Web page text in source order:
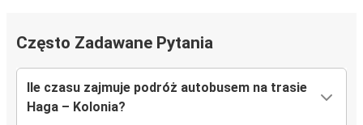
Często Zadawane Pytania
Ile czasu zajmuje podróż autobusem na trasie
Haga – Kolonia?